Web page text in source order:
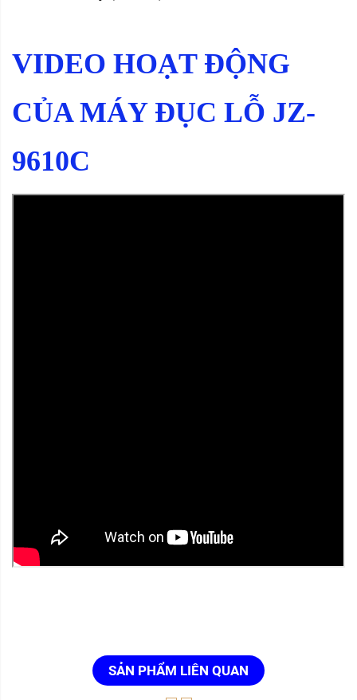
VIDEO HOẠT ĐỘNG
CỦA MÁY ĐỤC LỖ JZ-
9610C
SẢN PHẨM LIÊN QUAN